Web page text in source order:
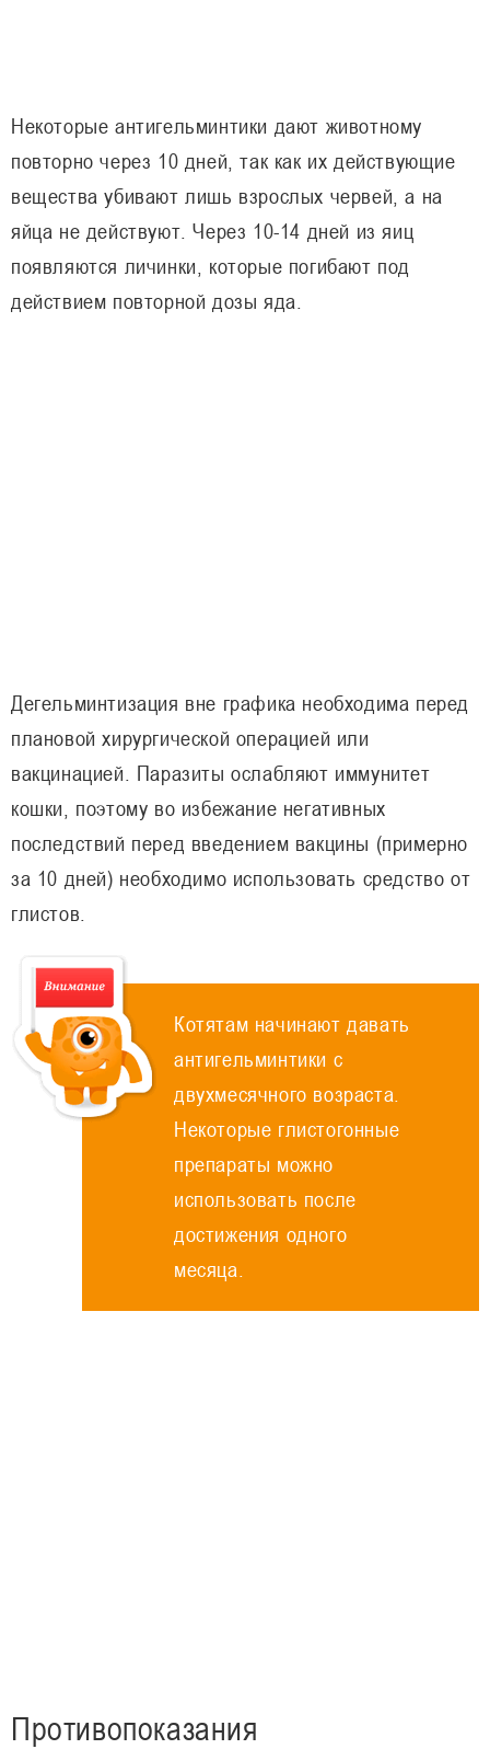
Некоторые антигельминтики дают животному
повторно через 10 дней, так как их действующие
вещества убивают лишь взрослых червей, а на
яйца не действуют. Через 10-14 дней из яиц
появляются личинки, которые погибают под
действием повторной дозы яда.
Дегельминтизация вне графика необходима перед
плановой хирургической операцией или
вакцинацией. Паразиты ослабляют иммунитет
кошки, поэтому во избежание негативных
последствий перед введением вакцины (примерно
за 10 дней) необходимо использовать средство от
глистов.
Котятам начинают давать
антигельминтики с
двухмесячного возраста.
Некоторые глистогонные
препараты можно
использовать после
достижения одного
месяца.
Противопоказания